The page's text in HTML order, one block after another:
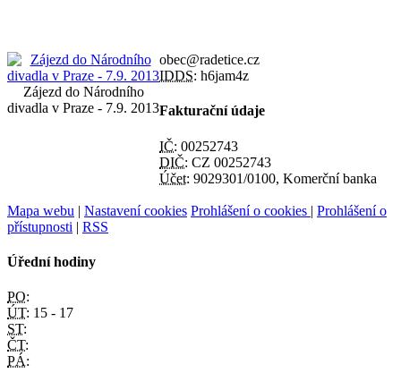
Zájezd do Národního
divadla v Praze - 7.9. 2013
obec@radetice.cz
IDDS: h6jam4z
Fakturační údaje
IČ: 00252743
DIČ: CZ 00252743
Účet: 9029301/0100, Komerční banka
Mapa webu | Nastavení cookies Prohlášení o cookies | Prohlášení o
přístupnosti | RSS
Úřední hodiny
PO:
ÚT: 15 - 17
ST:
ČT:
PÁ: